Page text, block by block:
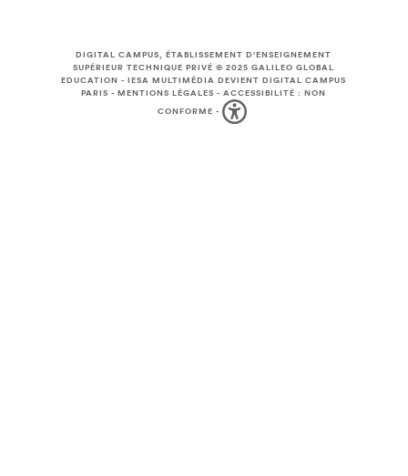
DIGITAL CAMPUS, ÉTABLISSEMENT D'ENSEIGNEMENT
SUPÉRIEUR TECHNIQUE PRIVÉ © 2025GALILEO GLOBAL
EDUCATION -IESA MULTIMÉDIA DEVIENT DIGITAL CAMPUS
PARIS -MENTIONS LÉGALES -ACCESSIBILITÉ : NON
CONFORME -